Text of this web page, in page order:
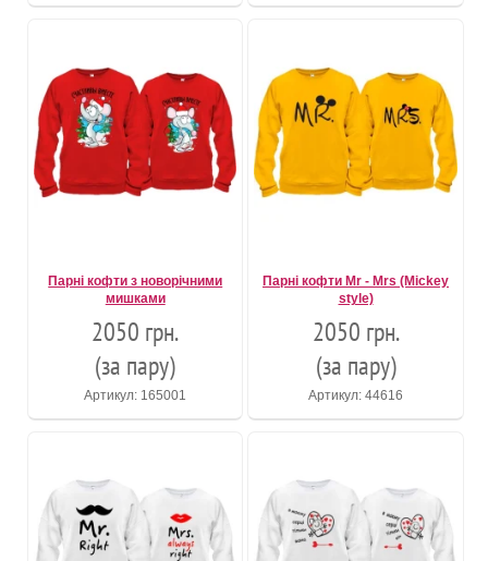
Парні кофти з новорічними
мишками
2050 грн.
(за пару)
Артикул: 165001
Парні кофти Mr - Mrs (Mickey
style)
2050 грн.
(за пару)
Артикул: 44616